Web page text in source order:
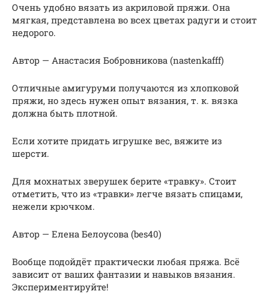
Очень удобно вязать из акриловой пряжи. Она
мягкая, представлена во всех цветах радуги и стоит
недорого.
Автор — Анастасия Бобровникова (nastenkafff)
Отличные амигуруми получаются из хлопковой
пряжи, но здесь нужен опыт вязания, т. к. вязка
должна быть плотной.
Если хотите придать игрушке вес, вяжите из
шерсти.
Для мохнатых зверушек берите «травку». Стоит
отметить, что из «травки» легче вязать спицами,
нежели крючком.
Автор — Елена Белоусова (bes40)
Вообще подойдёт практически любая пряжа. Всё
зависит от ваших фантазии и навыков вязания.
Экспериментируйте!